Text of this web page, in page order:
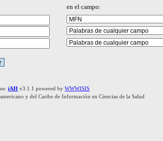
en el campo:
iAH v3.1.1 powered byWWWISIS
y del Caribe de Información en Ciencias de la Salud